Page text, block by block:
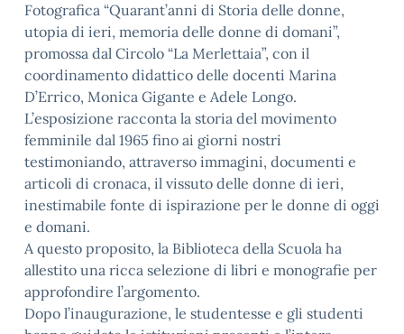
Fotografica “Quarant’anni di Storia delle donne,
utopia di ieri, memoria delle donne di domani”,
promossa dal Circolo “La Merlettaia”, con il
coordinamento didattico delle docenti Marina
D’Errico, Monica Gigante e Adele Longo.
L’esposizione racconta la storia del movimento
femminile dal 1965 fino ai giorni nostri
testimoniando, attraverso immagini, documenti e
articoli di cronaca, il vissuto delle donne di ieri,
inestimabile fonte di ispirazione per le donne di oggi
e domani.
A questo proposito, la Biblioteca della Scuola ha
allestito una ricca selezione di libri e monografie per
approfondire l’argomento.
Dopo l’inaugurazione, le studentesse e gli studenti